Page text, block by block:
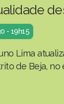
- 19h15
Lima
de Beja, no